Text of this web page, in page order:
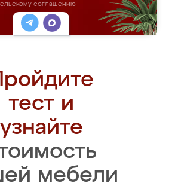
соглашению
тест и
узнайте
мебели